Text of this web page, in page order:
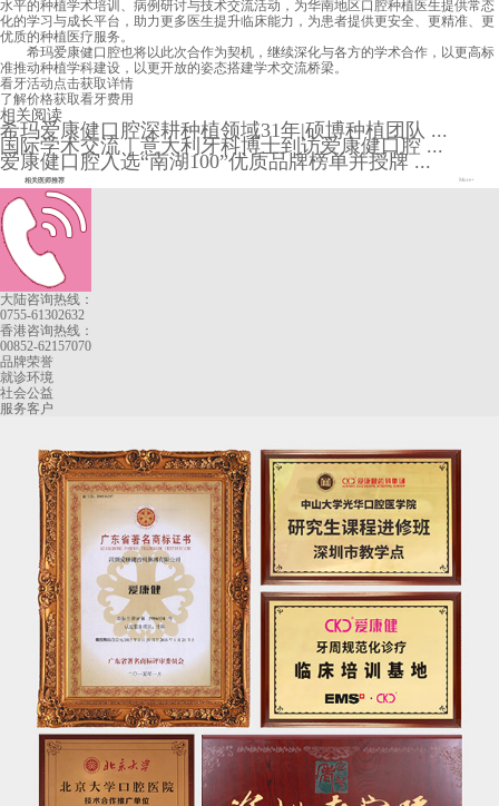
水平的种植学术培训、病例研讨与技术交流活动，为华南地区口腔种植医生提供常态
化的学习与成长平台，助力更多医生提升临床能力，为患者提供更安全、更精准、更
优质的种植医疗服务。
希玛爱康健口腔也将以此次合作为契机，继续深化与各方的学术合作，以更高标
准推动种植学科建设，以更开放的姿态搭建学术交流桥梁。
看牙活动点击获取详情
了解价格获取看牙费用
相关阅读
希玛爱康健口腔深耕种植领域31年|硕博种植团队 ...
国际学术交流｜意大利牙科博士到访爱康健口腔 ...
爱康健口腔入选“南湖100”优质品牌榜单并授牌 ...
相关医师推荐 More+
大陆咨询热线：
0755-61302632
香港咨询热线：
00852-62157070
品牌荣誉
就诊环境
社会公益
服务客户